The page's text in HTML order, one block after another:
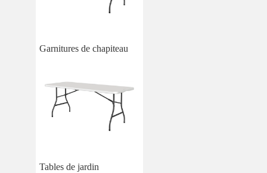
Garnitures de chapiteau
Tables de jardin